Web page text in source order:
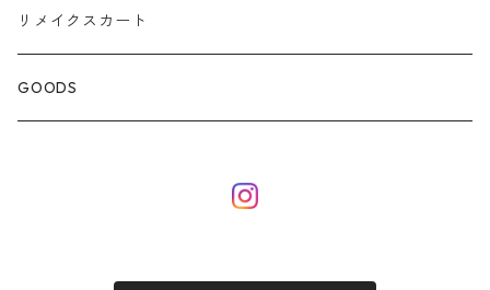
リメイクスカート
GOODS